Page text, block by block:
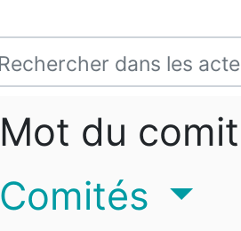
Mot du
Comités